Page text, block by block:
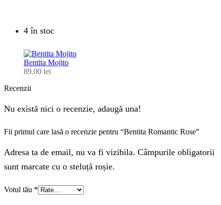
4 în stoc
Bentita Mojito
89.00 lei
Recenzii
Nu există nici o recenzie, adaugă una!
Fii primul care lasă o recenzie pentru “Bentita Romantic Rose”
Adresa ta de email, nu va fi vizibila. Câmpurile obligatorii
sunt marcate cu o steluță roșie.
Votul tău *